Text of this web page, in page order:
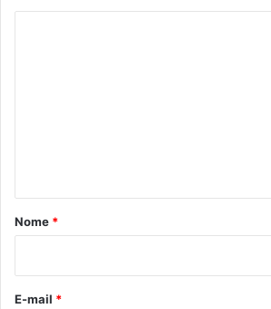
r
*
Nome *
E-mail *